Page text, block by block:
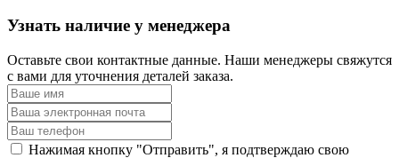
Узнать наличие у менеджера
Оставьте свои контактные данные. Наши менеджеры свяжутся
с вами для уточнения деталей заказа.
Нажимая кнопку "Отправить", я подтверждаю свою